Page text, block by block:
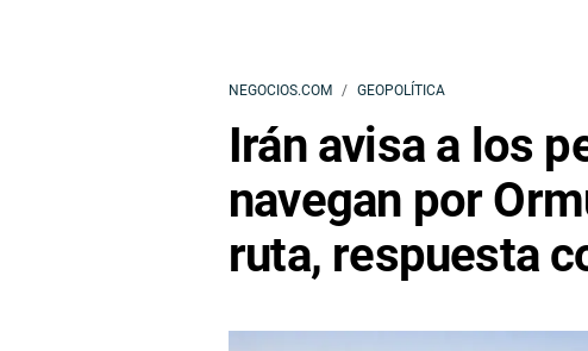
NEGOCIOS.COM GEOPOLÍTICA
Irán avisa a los
navegan por
ruta, respuesta